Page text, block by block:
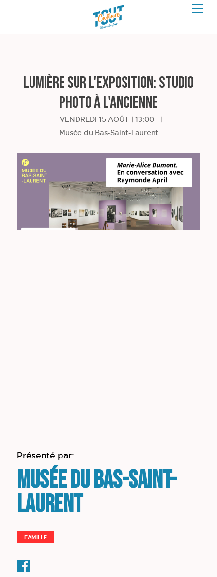
Lumière sur l'exposition: Studio
photo à l'ancienne
VENDREDI 15 AOÛT | 13:00
|
Musée du Bas-Saint-Laurent
Présenté par:
Musée du Bas-Saint-
Laurent
FAMILLE